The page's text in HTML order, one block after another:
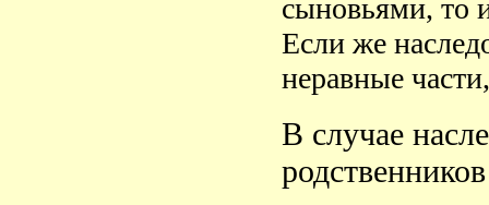
сыновьями, то
Если же
неравные
В случае